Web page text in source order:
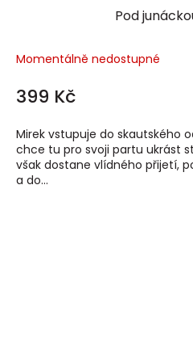
Pod
Momentálně nedostupné
399 Kč
Mirek vstupuje do skautského
chce tu pro svoji partu ukrást
však dostane vlídného přijetí,
a do...